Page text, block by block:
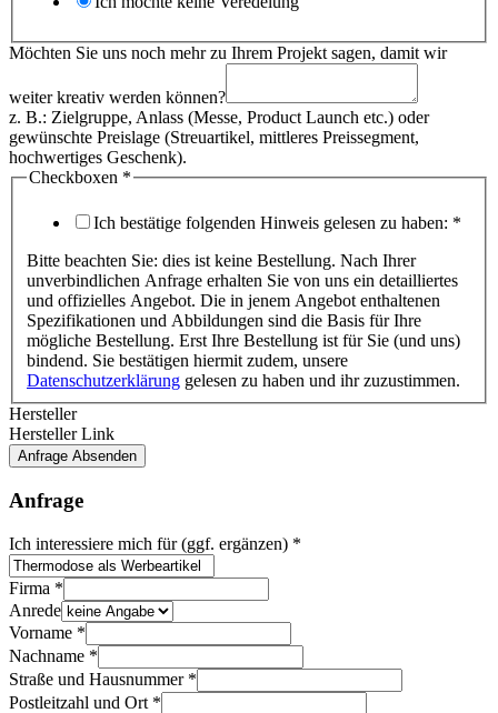
Möchten Sie uns noch mehr zu Ihrem Projekt sagen, damit wir
weiter kreativ werden können?
z. B.: Zielgruppe, Anlass (Messe, Product Launch etc.) oder
gewünschte Preislage (Streuartikel, mittleres Preissegment,
hochwertiges Geschenk).
Checkboxen *
Ich bestätige folgenden Hinweis gelesen zu haben: *
Bitte beachten Sie: dies ist keine Bestellung. Nach Ihrer
unverbindlichen Anfrage erhalten Sie von uns ein detailliertes
und offizielles Angebot. Die in jenem Angebot enthaltenen
Spezifikationen und Abbildungen sind die Basis für Ihre
mögliche Bestellung. Erst Ihre Bestellung ist für Sie (und uns)
bindend. Sie bestätigen hiermit zudem, unsere
Datenschutzerklärung gelesen zu haben und ihr zuzustimmen.
Hersteller
Hersteller Link
Anfrage Absenden
Anfrage
Ich interessiere mich für (ggf. ergänzen) *
Firma *
Anrede
Vorname *
Nachname *
Straße und Hausnummer *
Postleitzahl und Ort *